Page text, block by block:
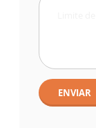
ENVIAR